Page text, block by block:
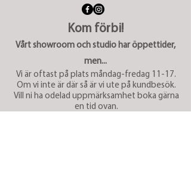
Kom förbi!
Vårt showroom och studio har öppettider,
men...
Vi är oftast på plats måndag-fredag 11-17.
Om vi inte är där så är vi ute på kundbesök.
Vill ni ha odelad uppmärksamhet boka gärna
en tid ovan.